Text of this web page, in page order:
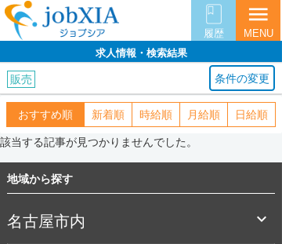
履歴
menu
MENU
求人情報・検索結果
条件の変更
販売
おすすめ順 新着順 時給順 月給順 日給順
該当する記事が見つかりませんでした。
地域から探す
名古屋市内 